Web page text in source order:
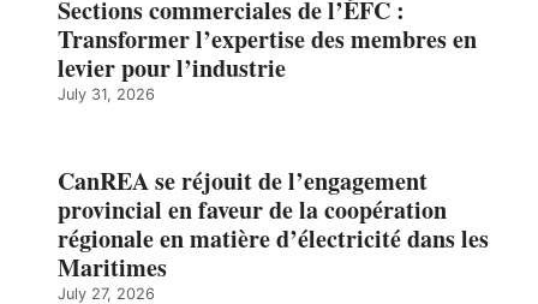
Sections commerciales de l’ÉFC :
Transformer l’expertise des membres en
levier pour l’industrie
July 31, 2026
CanREA se réjouit de l’engagement
provincial en faveur de la coopération
régionale en matière d’électricité dans les
Maritimes
July 27, 2026